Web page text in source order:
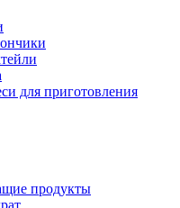
для приготовления
продукты